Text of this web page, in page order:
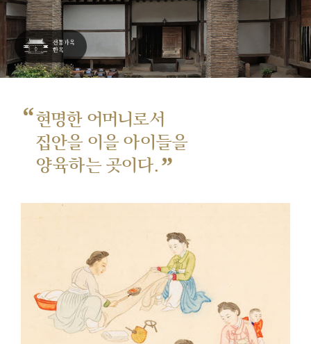
“현명한 어머니로서
집안을 이을 아이들을
양육하는 곳이다. ”